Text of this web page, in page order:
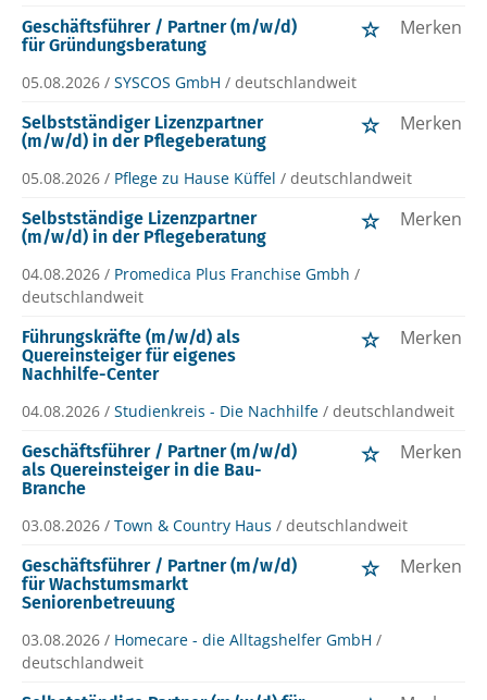
Geschäftsführer / Partner (m/w/d)
für Gründungsberatung
Merken
05.08.2026 / SYSCOS GmbH / deutschlandweit
Selbstständiger Lizenzpartner
(m/w/d) in der Pflegeberatung
Merken
05.08.2026 / Pflege zu Hause Küffel / deutschlandweit
Selbstständige Lizenzpartner
(m/w/d) in der Pflegeberatung
Merken
04.08.2026 / Promedica Plus Franchise Gmbh /
deutschlandweit
Führungskräfte (m/w/d) als
Quereinsteiger für eigenes
Nachhilfe-Center
Merken
04.08.2026 / Studienkreis - Die Nachhilfe / deutschlandweit
Geschäftsführer / Partner (m/w/d)
als Quereinsteiger in die Bau-
Branche
Merken
03.08.2026 / Town & Country Haus / deutschlandweit
Geschäftsführer / Partner (m/w/d)
für Wachstumsmarkt
Seniorenbetreuung
Merken
03.08.2026 / Homecare - die Alltagshelfer GmbH /
deutschlandweit